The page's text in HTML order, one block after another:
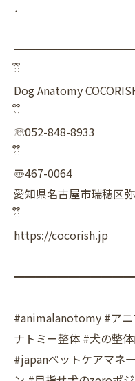
．
ྀི
Dog Anatomy
ྀི
☏052-848-8933
ྀི
〠467-0064
愛知県名古屋市瑞穂区
ྀི
https://cocorish.jp
#animalanotomy #アニ
ナトミー整体 #犬の整
#japanペットケアマネ